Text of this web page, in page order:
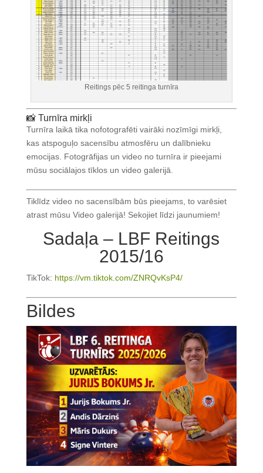
Reitings pēc 5 reitinga turnīra
📸 Turnīra mirkļi
Turnīra laikā tika nofotografēti vairāki nozīmīgi mirkļi,
kas atspoguļo sacensību atmosfēru un dalībnieku
emocijas. Fotogrāfijas un video no turnīra ir pieejami
mūsu sociālajos tīklos un video galerijā.
Tiklīdz video no sacensībām būs pieejams, to varēsiet
atrast mūsu Video galerijā! Sekojiet līdzi jaunumiem!
Sadaļa – LBF Reitings
2015/16
TikTok: https://vm.tiktok.com/ZNRQvKsP4/
Bildes